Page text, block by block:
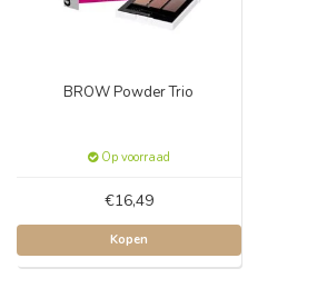
BROW Powder Trio
Op voorraad
€16,49
Kopen